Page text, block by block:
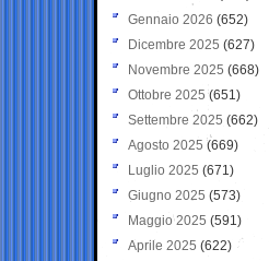
Gennaio 2026 (652)
Dicembre 2025 (627)
Novembre 2025 (668)
Ottobre 2025 (651)
Settembre 2025 (662)
Agosto 2025 (669)
Luglio 2025 (671)
Giugno 2025 (573)
Maggio 2025 (591)
Aprile 2025 (622)